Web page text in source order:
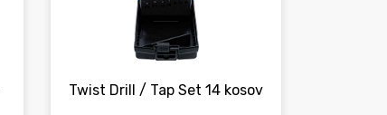
Twist Drill / Tap Set 14 kosov